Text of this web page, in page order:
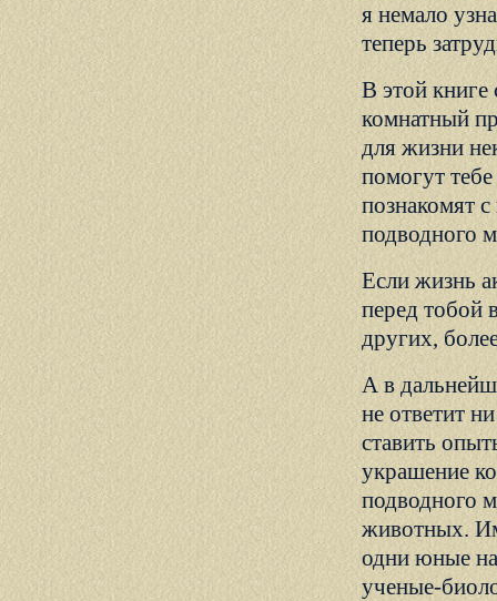
я немало
теперь
В этой книге
комнатный
для жизни
помогут
познакомят
подводного
Если жизнь
перед тобой
других,
А в
не ответит
ставить
украшение
подводного
животных.
одни юные
ученые-